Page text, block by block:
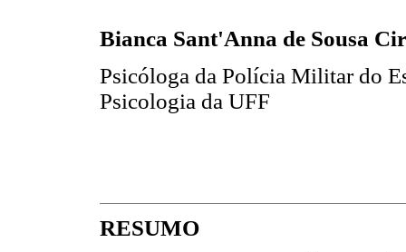
Bianca Sant'Anna de Sousa
Psicóloga da Polícia Militar do
Psicologia da UFF
RESUMO